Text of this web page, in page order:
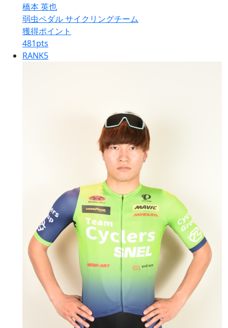
橋本 英也
弱虫ペダル サイクリングチーム
獲得ポイント
481pts
RANK5